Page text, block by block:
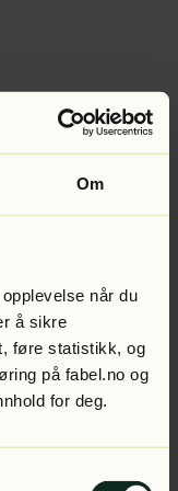
Om
når du
å sikre
føre statistikk, og
på fabel.no og
for deg.